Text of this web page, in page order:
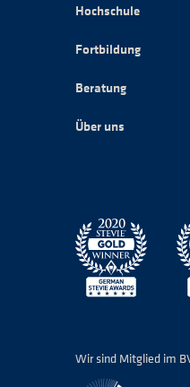
Hochschule
Fortbildung
Beratung
Über uns
Wir sind Mitglied im